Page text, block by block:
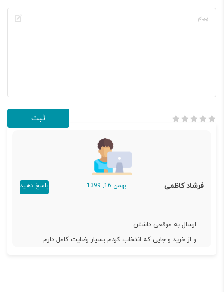
فرشاد کاظمی بهمن 16, 1399 پاسخ دهید
ارسال به موقعی داشتن
و از خرید و جایی که انتخاب کردم بسیار رضایت کامل دارم